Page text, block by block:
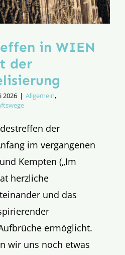
in WIEN
der
2026 | Allgemein,
der
im vergangenen
Kempten („Im
herzliche
und das
ermöglicht.
wir uns noch etwas